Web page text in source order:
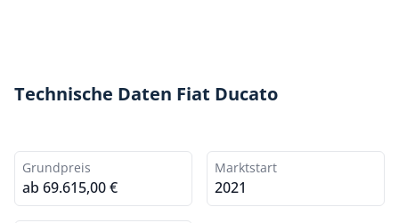
Technische Daten Fiat Ducato
Grundpreis
ab 69.615,00 €
Marktstart
2021